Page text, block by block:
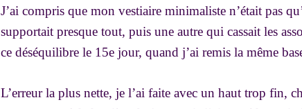
J’ai compris que mon vestiaire minimaliste n’était pas
supportait presque tout, puis une autre qui cassait les
ce déséquilibre le 15e jour, quand j’ai remis la même
L’erreur la plus nette, je l’ai faite avec un haut trop fin,